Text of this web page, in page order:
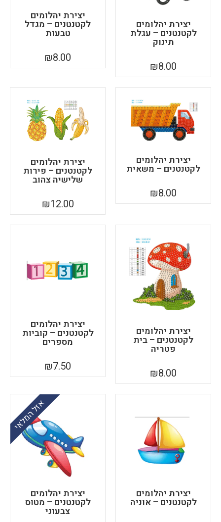
יצירת יהלומים
לקטנטנים – עגלת
תינוק
₪8.00
יצירת יהלומים
לקטנטנים – מגדל
טבעות
₪8.00
יצירת יהלומים
לקטנטנים – משאית
₪8.00
יצירת יהלומים
לקטנטנים – פירות
שלישיה צהוב
₪12.00
יצירת יהלומים
לקטנטנים – בית
פטריה
₪8.00
יצירת יהלומים
לקטנטנים – קוביות
מספרים
₪7.50
יצירת יהלומים
לקטנטנים – אוניה
אזל המלאי
יצירת יהלומים
לקטנטנים – מטוס
צבעוני